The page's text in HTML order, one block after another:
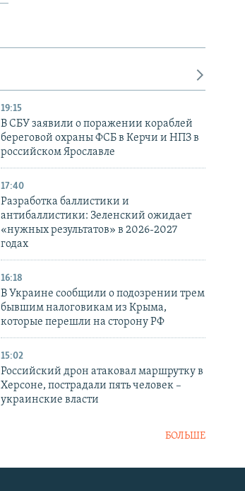
19:15
В СБУ заявили о поражении кораблей
береговой охраны ФСБ в Керчи и НПЗ в
российском Ярославле
17:40
Разработка баллистики и
антибаллистики: Зеленский ожидает
«нужных результатов» в 2026-2027
годах
16:18
В Украине сообщили о подозрении трем
бывшим налоговикам из Крыма,
которые перешли на сторону РФ
15:02
Российский дрон атаковал маршрутку в
Херсоне, пострадали пять человек –
украинские власти
БОЛЬШЕ